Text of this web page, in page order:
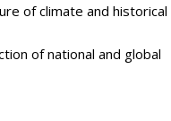
of climate and historical
of national and global